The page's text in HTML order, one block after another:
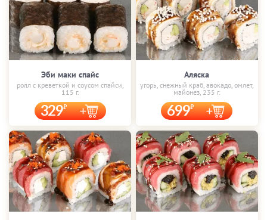
Эби маки спайс
ролл с креветкой и соусом спайси,
115 г.
329
Аляска
угорь, снежный краб, авокадо, омлет,
майонез, 235 г.
699